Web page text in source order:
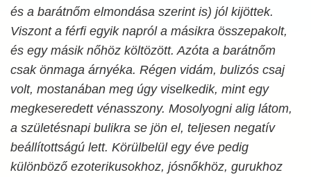
és a barátnőm elmondása szerint is) jól kijöttek.
Viszont a férfi egyik napról a másikra összepakolt,
és egy másik nőhöz költözött. Azóta a barátnőm
csak önmaga árnyéka. Régen vidám, bulizós csaj
volt, mostanában meg úgy viselkedik, mint egy
megkeseredett vénasszony. Mosolyogni alig látom,
a születésnapi bulikra se jön el, teljesen negatív
beállítottságú lett. Körülbelül egy éve pedig
különböző ezoterikusokhoz, jósnőkhöz, gurukhoz